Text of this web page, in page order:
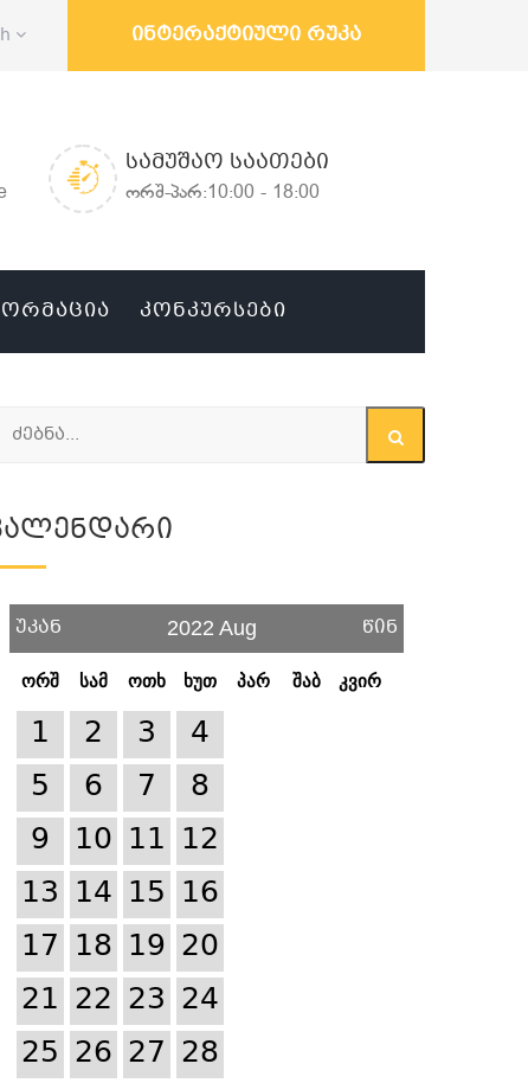
ინტერაქტიული რუკა
ᲡᲐᲛᲣᲨᲐᲝ ᲡᲐᲐᲗᲔᲑᲘ
ორშ-პარ:10:00 - 18:00
ᲙᲝᲜᲙᲣᲠᲡᲔᲑᲘ
უკან 2022 Aug წინ
ორშ სამ ოთხ ხუთ პარ შაბ კვირ
1 2 3
4
5
6 7
8
9
10 11 12
13 14 15 16
17 18 19 20
21 22 23 24
25 26 27 28